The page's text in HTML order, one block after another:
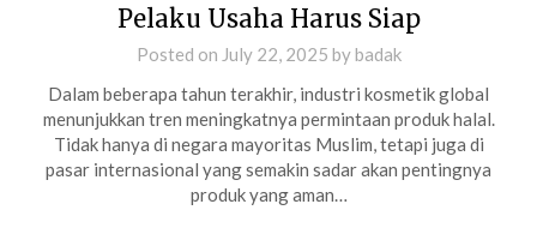
Pelaku Usaha Harus Siap
Posted on July 22, 2025 bybadak
Dalam beberapa tahun terakhir, industri kosmetik global
menunjukkan tren meningkatnya permintaan produk halal.
Tidak hanya di negara mayoritas Muslim, tetapi juga di
pasar internasional yang semakin sadar akan pentingnya
produk yang aman…